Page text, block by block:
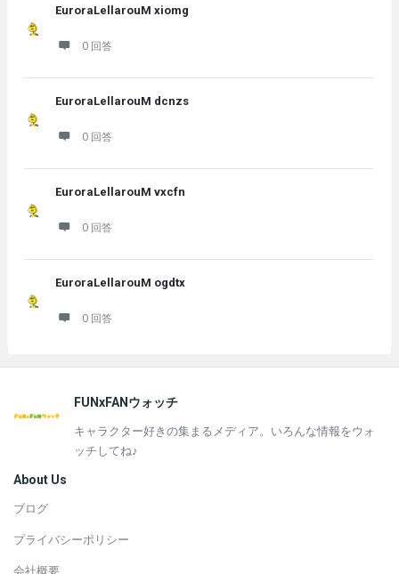
EuroraLellarouM xiomg
0 回答
EuroraLellarouM dcnzs
0 回答
EuroraLellarouM vxcfn
0 回答
EuroraLellarouM ogdtx
0 回答
ッ
ー
FUNxFANウォッチ
キャラクター好きの集まるメディア。いろんな情報をウォ
ッチしてね♪
About Us
ブログ
プライバシーポリシー
会社概要